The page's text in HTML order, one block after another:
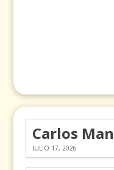
JULIO 17, 2026